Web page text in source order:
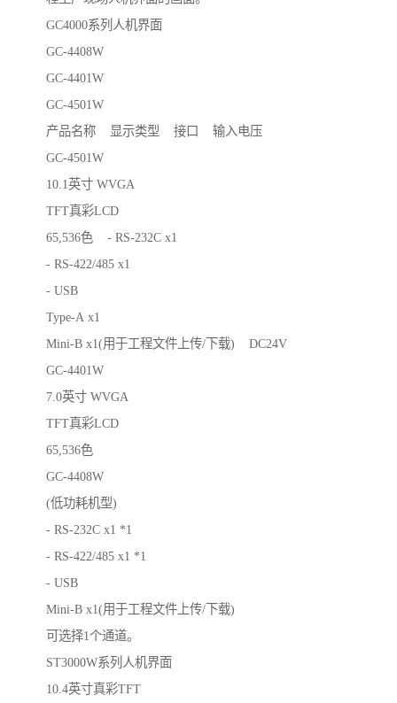
GC4000系列人机界面
GC-4408W
GC-4401W
GC-4501W
产品名称 显示类型 接口 输入电压
GC-4501W
10.1英寸 WVGA
TFT真彩LCD
65,536色 - RS-232C x1
- RS-422/485 x1
- USB
Type-A x1
Mini-B x1(用于工程文件上传/下载) DC24V
GC-4401W
7.0英寸 WVGA
TFT真彩LCD
65,536色
GC-4408W
(低功耗机型)
- RS-232C x1 *1
- RS-422/485 x1 *1
- USB
Mini-B x1(用于工程文件上传/下载)
可选择1个通道。
ST3000W系列人机界面
10.4英寸真彩TFT